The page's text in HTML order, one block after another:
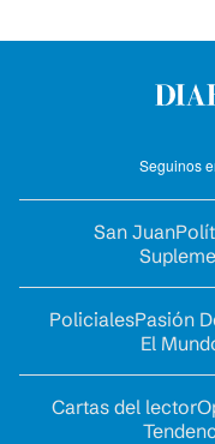
Seguinos
San Juan
PolicialesPasión
El
Cartas del lector